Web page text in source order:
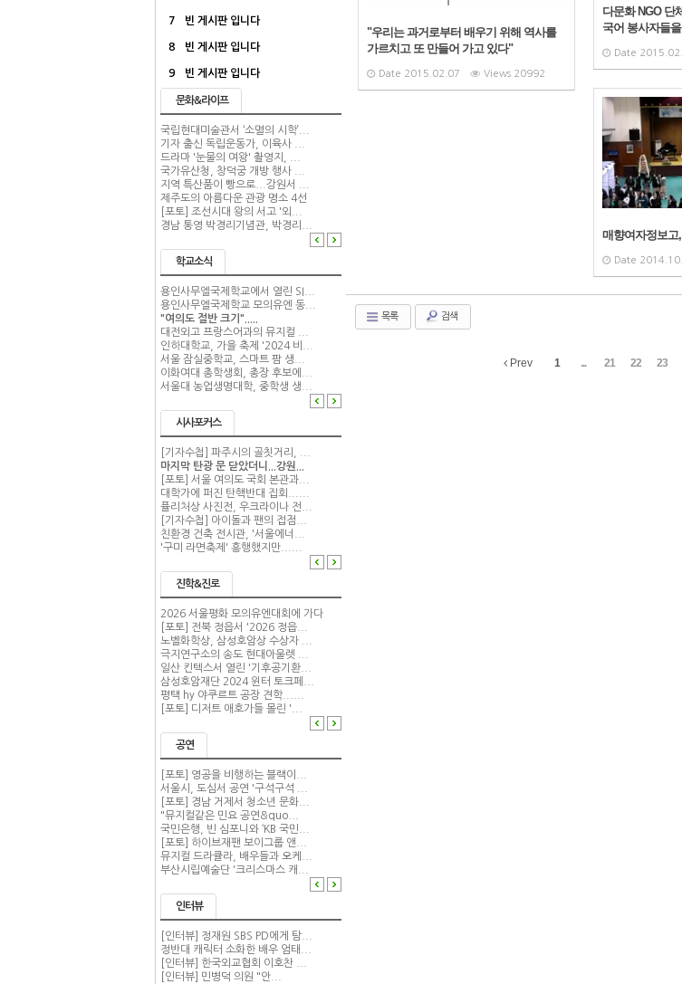
7 빈 게시판 입니다
8 빈 게시판 입니다
9 빈 게시판 입니다
문화&라이프
국립현대미술관서 ‘소멸의 시학’...
기자 출신 독립운동가, 이육사 ...
드라마 '눈물의 여왕' 촬영지, ...
국가유산청, 창덕궁 개방 행사 ...
지역 특산품이 빵으로...강원서 ...
제주도의 아름다운 관광 명소 4선
[포토] 조선시대 왕의 서고 '외...
경남 통영 박경리기념관, 박경리...
학교소식
용인사무엘국제학교에서 열린 SI...
용인사무엘국제학교 모의유엔 동...
"여의도 절반 크기".....
대전외고 프랑스어과의 뮤지컬 ...
인하대학교, 가을 축제 '2024 비...
서울 잠실중학교, 스마트 팜 생...
이화여대 총학생회, 총장 후보에...
서울대 농업생명대학, 중학생 생...
시사포커스
[기자수첩] 파주시의 골칫거리, ...
마지막 탄광 문 닫았더니...강원...
[포토] 서울 여의도 국회 본관과...
대학가에 퍼진 탄핵반대 집회......
퓰리처상 사진전, 우크라이나 전...
[기자수첩] 아이돌과 팬의 접점...
친환경 건축 전시관, '서울에너...
'구미 라면축제' 흥행했지만......
진학&진로
2026 서울평화 모의유엔대회에 가다
[포토] 전북 정읍서 '2026 정읍...
노벨화학상, 삼성호암상 수상자 ...
극지연구소의 송도 현대아울렛 ...
일산 킨텍스서 열린 '기후공기환...
삼성호암재단 2024 윈터 토크페...
평택 hy 야쿠르트 공장 견학......
[포토] 디저트 애호가들 몰린 '...
공연
[포토] 영공을 비행하는 블랙이...
서울시, 도심서 공연 '구석구석 ...
[포토] 경남 거제서 청소년 문화...
"뮤지컬같은 민요 공연&quo...
국민은행, 빈 심포니와 ‘KB 국민...
[포토] 하이브재팬 보이그룹 앤...
뮤지컬 드라큘라, 배우들과 오케...
부산시립예술단 '크리스마스 캐...
인터뷰
[인터뷰] 정재원 SBS PD에게 탐...
정반대 캐릭터 소화한 배우 엄태...
[인터뷰] 한국외교협회 이호찬 ...
[인터뷰] 민병덕 의원 "안...
다문화 NGO 단
국어 봉사자들
Date
"우리는 과거로부터 배우기 위해 역사를
가르치고 또 만들어 가고 있다"
Date 2015.02.07 Views 20992
매향여자정보고
Date
목록 검색
Prev 1 ... 21 22 23